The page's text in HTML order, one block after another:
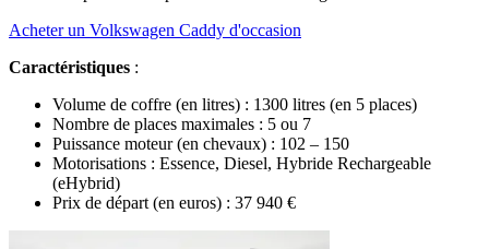
Acheter un Volkswagen Caddy d'occasion
Caractéristiques :
Volume de coffre (en litres) : 1300 litres (en 5 places)
Nombre de places maximales : 5 ou 7
Puissance moteur (en chevaux) : 102 – 150
Motorisations : Essence, Diesel, Hybride Rechargeable
(eHybrid)
Prix de départ (en euros) : 37 940 €